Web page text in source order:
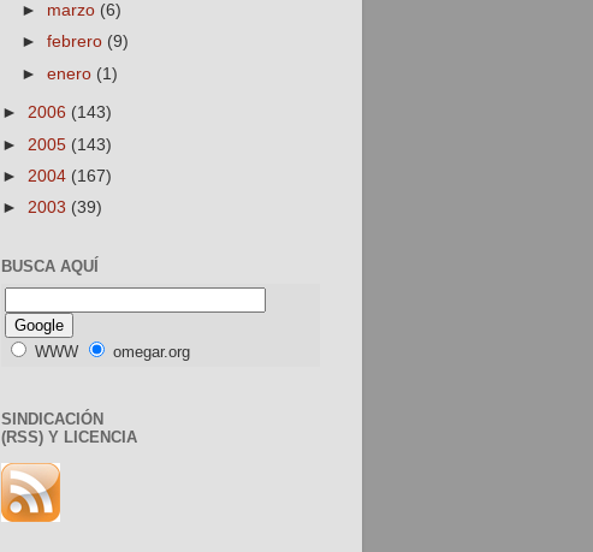
► marzo (6)
►febrero (9)
►enero (1)
► 2006 (143)
► 2005 (143)
► 2004 (167)
► 2003 (39)
BUSCA AQUÍ
WWW omegar.org
SINDICACIÓN
(RSS) Y LICENCIA